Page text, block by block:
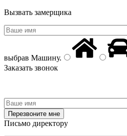
Вызвать замерщика
выбрав Машину.
Заказать звонок
Письмо директору